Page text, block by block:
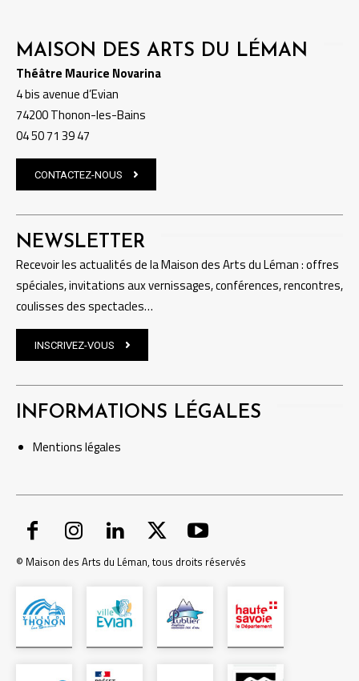
MAISON DES ARTS DU LÉMAN
Théâtre Maurice Novarina
4 bis avenue d’Evian
74200 Thonon-les-Bains
04 50 71 39 47
CONTACTEZ-NOUS
NEWSLETTER
Recevoir les actualités de la Maison des Arts du Léman : offres
spéciales, invitations aux vernissages, conférences, rencontres,
coulisses des spectacles…
INSCRIVEZ-VOUS
INFORMATIONS LÉGALES
Mentionslégales
© Maison des Arts du Léman, tous droits réservés